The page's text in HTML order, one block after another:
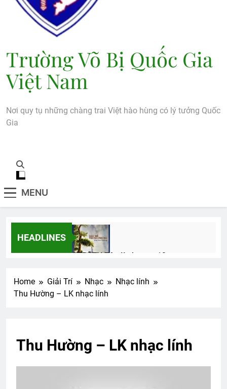
Trường Võ Bị Quốc Gia
Việt Nam
Nơi quy tụ những chàng trai Việt hào hùng có lý tưởng Quốc
Gia
MENU
HEADLINES
CTBCTY Tập II chương 19
Home Giải Trí Nhạc
Nhạc lính
Thu Hường – LK nhạc lính
Thu Hường – LK nhạc lính